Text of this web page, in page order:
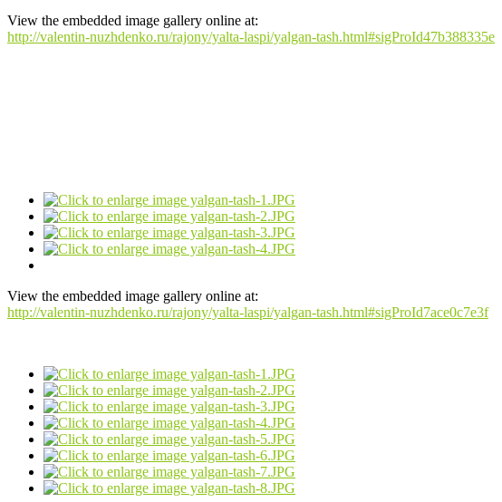
View the embedded image gallery online at:
http://valentin-nuzhdenko.ru/rajony/yalta-laspi/yalgan-tash.html#sigProId47b388335e
View the embedded image gallery online at:
http://valentin-nuzhdenko.ru/rajony/yalta-laspi/yalgan-tash.html#sigProId7ace0c7e3f